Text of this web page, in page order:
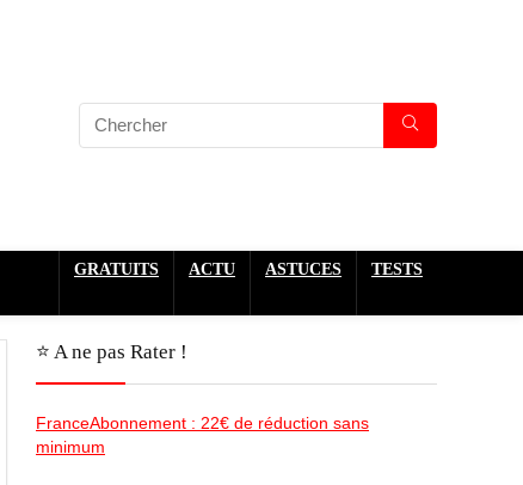
GRATUITS ACTU ASTUCES TESTS
⭐️ A ne pas Rater !
FranceAbonnement : 22€ de réduction sans
minimum